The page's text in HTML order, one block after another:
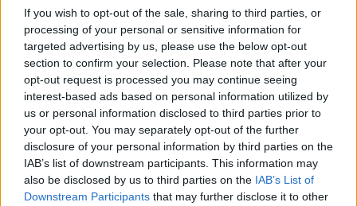
If you wish to opt-out of the sale, sharing to third parties, or
processing of your personal or sensitive information for
targeted advertising by us, please use the below opt-out
section to confirm your selection. Please note that after your
opt-out request is processed you may continue seeing
interest-based ads based on personal information utilized by
us or personal information disclosed to third parties prior to
your opt-out. You may separately opt-out of the further
disclosure of your personal information by third parties on the
IAB’s list of downstream participants. This information may
also be disclosed by us to third parties on the IAB’s List of
Downstream Participants that may further disclose it to other